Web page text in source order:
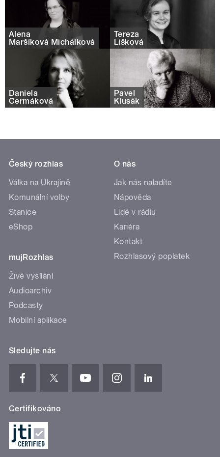
Alena
Maršíková Michálková
Tereza
Lišková
Daniela
Čermáková
Pavel
Klusák
Český rozhlas
Válka na Ukrajině
Komunální volby
Stanice
eShop
mujRozhlas
Živé vysílání
Audioarchiv
Podcasty
Mobilní aplikace
O nás
Jak nás naladíte
Nápověda
Lidé v rádiu
Kariéra
Kontakt
Rozhlasový poplatek
Sledujte nás
Certifikováno